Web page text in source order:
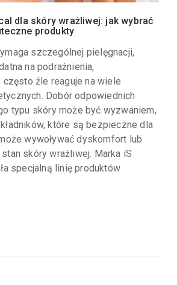
dla skóry wrażliwej: jak wybrać
produkty
szczególnej pielęgnacji,
na podrażnienia,
źle reaguje na wiele
Dobór odpowiednich
typu skóry może być wyzwaniem,
które są bezpieczne dla
wywoływać dyskomfort lub
skóry wrażliwej. Marka iS
specjalną linię produktów